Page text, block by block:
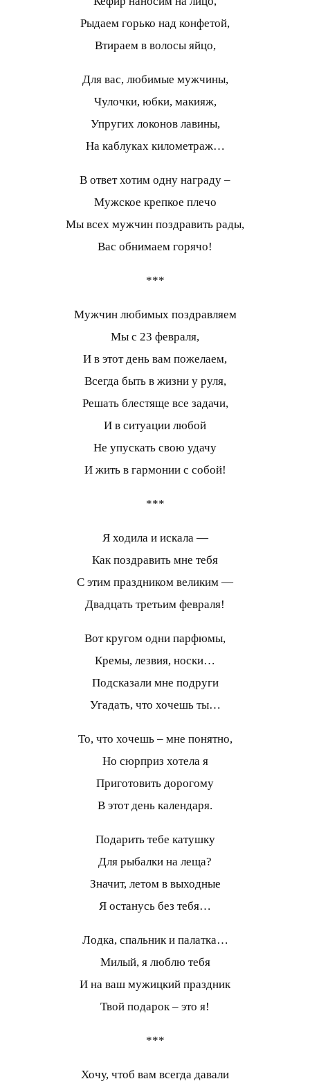
Рыдаем горько над конфетой,
Втираем в волосы яйцо,
Для вас, любимые мужчины,
Чулочки, юбки, макияж,
Упругих локонов лавины,
На каблуках километраж…
В ответ хотим одну награду –
Мужское крепкое плечо
Мы всех мужчин поздравить рады,
Вас обнимаем горячо!
***
Мужчин любимых поздравляем
Мы с 23 февраля,
И в этот день вам пожелаем,
Всегда быть в жизни у руля,
Решать блестяще все задачи,
И в ситуации любой
Не упускать свою удачу
И жить в гармонии с собой!
***
Я ходила и искала —
Как поздравить мне тебя
С этим праздником великим —
Двадцать третьим февраля!
Вот кругом одни парфюмы,
Кремы, лезвия, носки…
Подсказали мне подруги
Угадать, что хочешь ты…
То, что хочешь – мне понятно,
Но сюрприз хотела я
Приготовить дорогому
В этот день календаря.
Подарить тебе катушку
Для рыбалки на леща?
Значит, летом в выходные
Я останусь без тебя…
Лодка, спальник и палатка…
Милый, я люблю тебя
И на ваш мужицкий праздник
Твой подарок – это я!
***
Хочу, чтоб вам всегда давали